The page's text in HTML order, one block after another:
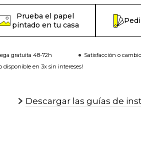
Prueba el papel
pintado en tu casa
gratuita 48-72h Satisfacción o cambio
disponible en 3x sin intereses!
Descargar las guías de